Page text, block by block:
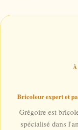
Bricoleur expert et
Grégoire est
spécialisé dans